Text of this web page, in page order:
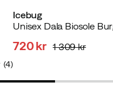
(4)
Icebug
Unisex Dala Biosole
720 kr 1 309 kr